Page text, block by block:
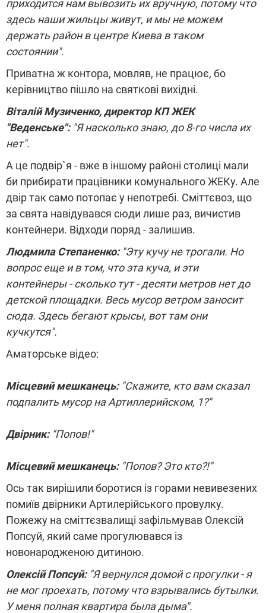
приходится нам вывозить их вручную, потому что
здесь наши жильцы живут, и мы не можем
держать район в центре Киева в таком
состоянии".
Приватна ж контора, мовляв, не працює, бо
керівництво пішло на святкові вихідні.
Віталій Музиченко, директор КП ЖЕК
"Веденське": "Я насколько знаю, до 8-го числа их
нет".
А це подвір`я - вже в іншому районі столиці мали
би прибирати працівники комунального ЖЕКу. Але
двір так само потопає у непотребі. Сміттєвоз, що
за свята навідувався сюди лише раз, вичистив
контейнери. Відходи поряд - залишив.
Людмила Степаненко: "Эту кучу не трогали. Но
вопрос еще и в том, что эта куча, и эти
контейнеры - сколько тут - десяти метров нет до
детской площадки. Весь мусор ветром заносит
сюда. Здесь бегают крысы, вот там они
кучкутся".
Аматорське відео:
Місцевий мешканець: "Cкажите, кто вам сказал
подпалить мусор на Артиллерийском, 1?"
Двірник: "Попов!"
Місцевий мешканець: "Попов? Это кто?!"
Ось так вирішили боротися із горами невивезених
помиїв двірники Артилерійського провулку.
Пожежу на сміттєзвалищі зафільмував Олексій
Попсуй, який саме прогулювався із
новонародженою дитиною.
Олексій Попсуй: "Я вернулся домой с прогулки - я
не мог проехать, потому что взрывались бутылки.
У меня полная квартира была дыма".